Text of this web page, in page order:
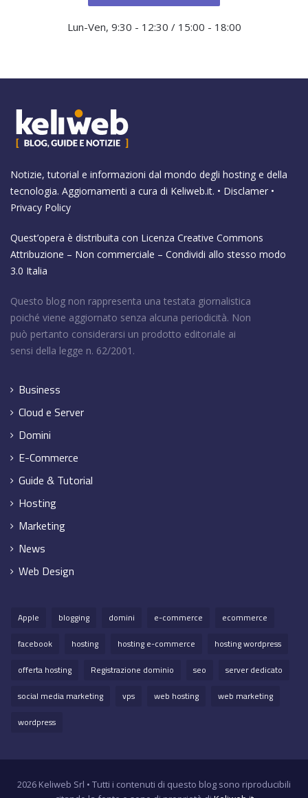
Lun-Ven, 9:30 - 12:30 / 15:00 - 18:00
Notizie, tutorial e informazioni dal mondo degli hosting e della
tecnologia. Aggiornamenti a cura di Keliweb.it. • Disclamer •
Privacy Policy
Quest’opera è distribuita con Licenza Creative Commons
Attribuzione – Non commerciale – Condividi allo stesso modo
3.0 Italia
Questo blog non rappresenta una testata giornalistica
poiché viene aggiornato senza alcuna periodicità. Non
può pertanto considerarsi un prodotto editoriale ai
sensi della legge n. 62/2001.
Business
Cloud e Server
Domini
E-Commerce
Guide & Tutorial
Hosting
Marketing
News
Web Design
Apple blogging domini e-commerce
ecommerce
facebook
hosting hosting e-commerce
hosting wordpress
offerta hosting
Registrazione dominio seo
server dedicato
social media marketing
vps web hosting
web marketing
wordpress
2026 Keliweb Srl • Tutti i contenuti di questo blog sono riproducibili